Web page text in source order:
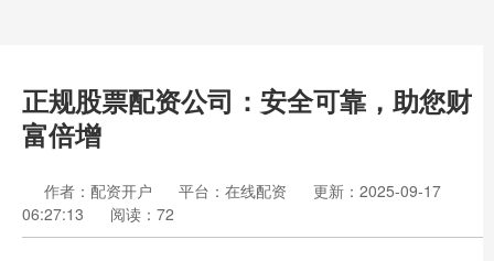
正规股票配资公司：安全可靠，助您财
富倍增
作者：配资开户 平台：在线配资
更新：2025-09-17
06:27:13
阅读：72